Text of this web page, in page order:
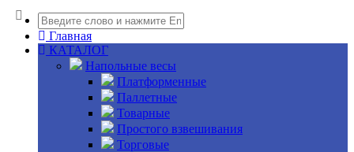
Главная
КАТАЛОГ
Напольные весы
Платформенные
Паллетные
Товарные
Простого взвешивания
Торговые